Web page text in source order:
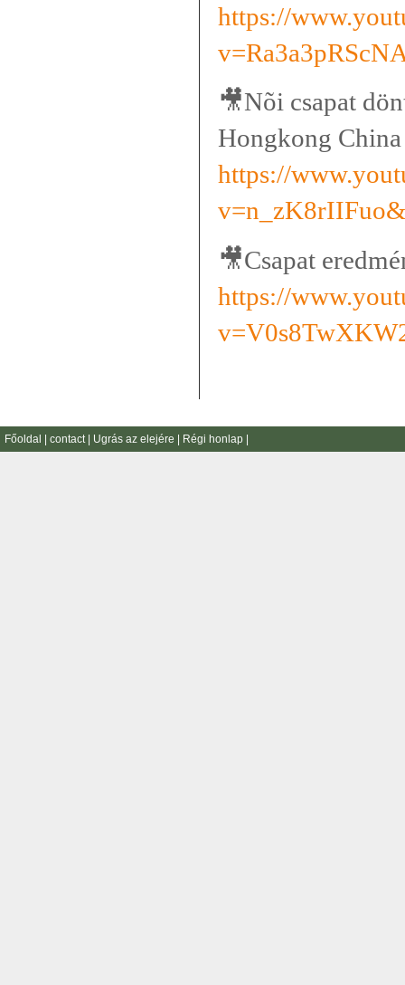
https://
🎥Nõi csapat
Hongkong
https://
🎥Csapat
https://
Főoldal contact Ugrás az elejére Régi honlap